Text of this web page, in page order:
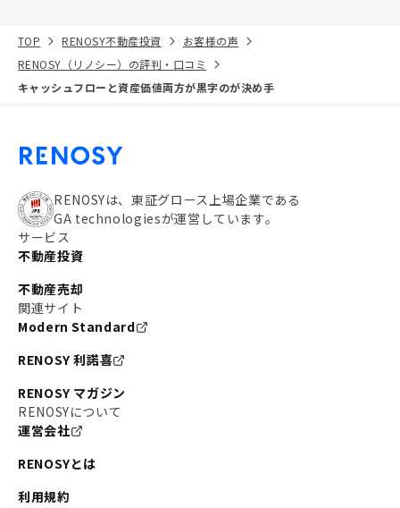
TOP RENOSY不動産投資
お客様の声
RENOSY（リノシー）の評判・口コミ
キャッシュフローと資産価値両方が黒字のが決め手
RENOSYは、東証グロース上場企業である
GA technologiesが運営しています。
サービス
不動産投資
不動産売却
関連サイト
Modern Standard
RENOSY 利諾喜
RENOSY マガジン
RENOSYについて
運営会社
RENOSYとは
利用規約